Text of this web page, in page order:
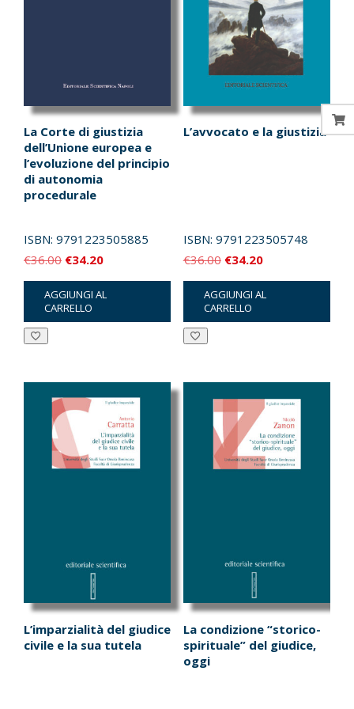
La Corte di giustizia
dell’Unione europea e
l’evoluzione del principio
di autonomia
procedurale
ISBN: 9791223505885
€36.00 Il
prezzo
originale
era:
€34.20Il
prezzo
attuale
è:
AGGIUNGI AL
CARRELLO
L’avvocato e la giustizia
ISBN: 9791223505748
€36.00 Il
prezzo
originale
era:
€34.20Il
prezzo
attuale
è:
AGGIUNGI AL
CARRELLO
L’imparzialità del giudice
civile e la sua tutela
La condizione “storico-
spirituale” del giudice,
oggi